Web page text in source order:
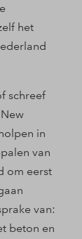
het
schreef
in
van
om eerst
van:
beton en